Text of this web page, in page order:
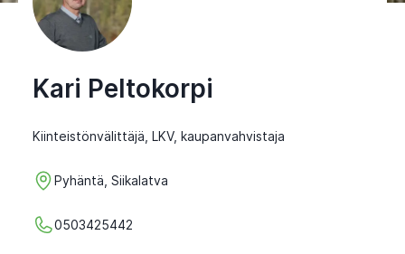
Kari Peltokorpi
Kiinteistönvälittäjä, LKV, kaupanvahvistaja
Pyhäntä, Siikalatva
0503425442